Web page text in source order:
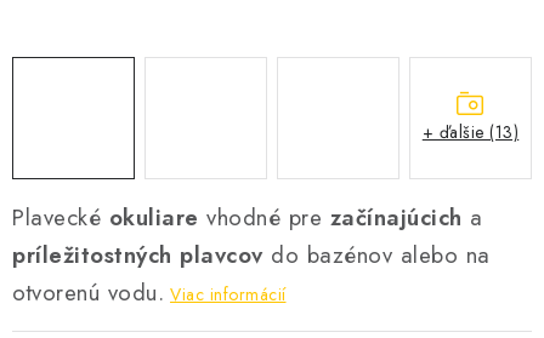
Predajňa Plutvy.sk Doručenie od 1,99€ O nás Kontakt
Plavecké okuliare vhodné pre začínajúcich a
príležitostných plavcov do bazénov alebo na
otvorenú vodu. Viac informácií
+ ďalšie (13)